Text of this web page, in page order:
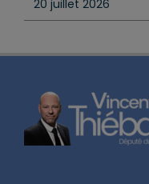
20 juillet 2026